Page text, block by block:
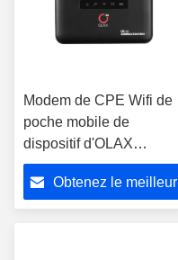
Modem de CPE Wifi de
poche mobile de
dispositif d'OLAX
MF6875 4G mini avec
Sim Card Slot
Obtenez le meilleur